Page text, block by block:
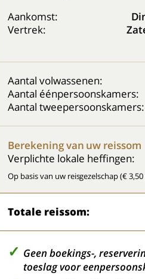
Aankomst:
Vertrek:
Aantal volwassenen:
Aantal éénpersoonskamers:
Aantal tweepersoonskamers:
Berekening van uw reissom
Verplichte lokale heffingen:
Op basis van uw reisgezelschap (€
Totale reissom:
Geen boekings-,
toeslag voor